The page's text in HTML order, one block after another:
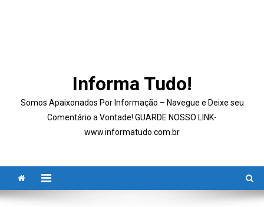
Informa Tudo!
Somos Apaixonados Por Informação – Navegue e Deixe seu
Comentário a Vontade! GUARDE NOSSO LINK-
www.informatudo.com.br